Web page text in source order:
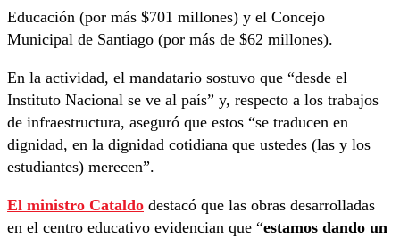
Educación (por más $701 millones) y el Concejo
Municipal de Santiago (por más de $62 millones).
En la actividad, el mandatario sostuvo que “desde el
Instituto Nacional se ve al país” y, respecto a los trabajos
de infraestructura, aseguró que estos “se traducen en
dignidad, en la dignidad cotidiana que ustedes (las y los
estudiantes) merecen”.
El ministro Cataldo destacó que las obras desarrolladas
en el centro educativo evidencian que “estamos dando un